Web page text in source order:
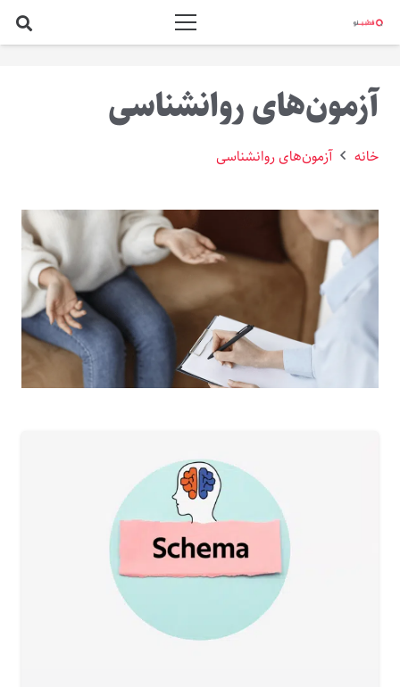
آزمون‌های روانشناسی
خانه آزمون‌های روانشناسی